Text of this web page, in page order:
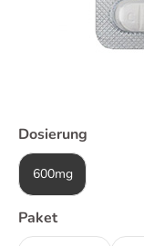
Dosierung
600mg
Paket